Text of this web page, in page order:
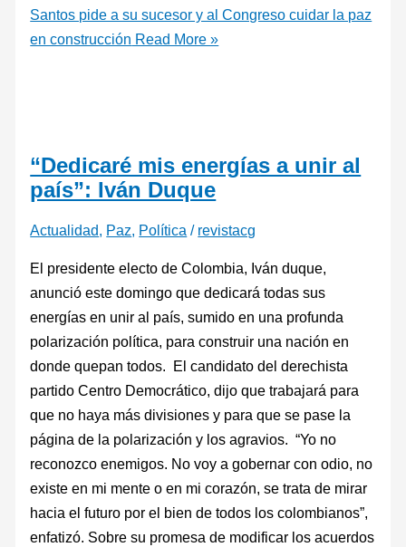
Santos pide a su sucesor y al Congreso cuidar la paz
en construcción Read More »
“Dedicaré mis energías a unir al
país”: Iván Duque
Actualidad, Paz, Política / revistacg
El presidente electo de Colombia, Iván duque,
anunció este domingo que dedicará todas sus
energías en unir al país, sumido en una profunda
polarización política, para construir una nación en
donde quepan todos. El candidato del derechista
partido Centro Democrático, dijo que trabajará para
que no haya más divisiones y para que se pase la
página de la polarización y los agravios. “Yo no
reconozco enemigos. No voy a gobernar con odio, no
existe en mi mente o en mi corazón, se trata de mirar
hacia el futuro por el bien de todos los colombianos”,
enfatizó. Sobre su promesa de modificar los acuerdos